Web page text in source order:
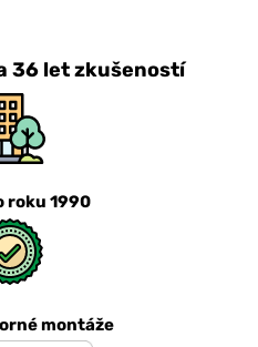
36 let zkušeností
roku 1990
montáže